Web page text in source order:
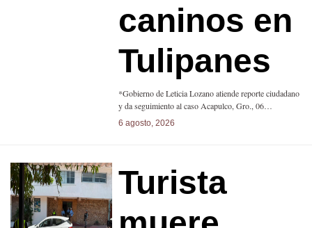
caninos en
Tulipanes
*Gobierno de Leticia Lozano atiende reporte ciudadano
y da seguimiento al caso Acapulco, Gro., 06…
6 agosto, 2026
Turista